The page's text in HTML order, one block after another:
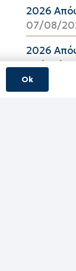
2026
07/08/
2026
07/08/
Ok